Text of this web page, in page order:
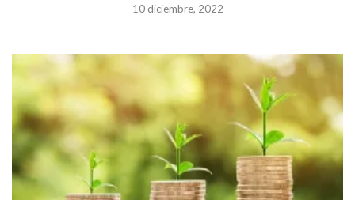
10 diciembre, 2022